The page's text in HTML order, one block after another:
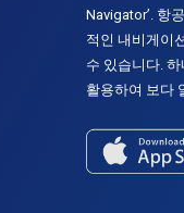
Navigator’. 항
적인 내비게이
수 있습니다.
활용하여 보다